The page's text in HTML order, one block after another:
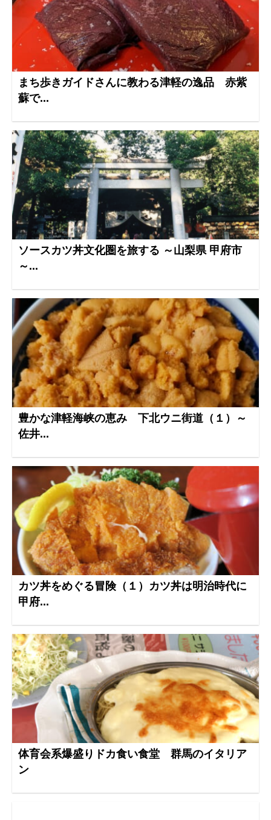
まち歩きガイドさんに教わる津軽の逸品 赤紫
蘇で...
ソースカツ丼文化圏を旅する ～山梨県 甲府市
～...
豊かな津軽海峡の恵み 下北ウニ街道（１）～
佐井...
カツ丼をめぐる冒険（１）カツ丼は明治時代に
甲府...
体育会系爆盛りドカ食い食堂 群馬のイタリア
ン